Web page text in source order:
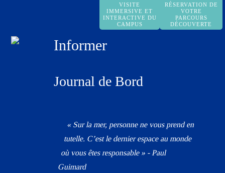
Informer
Journal de Bord
« Sur la mer, personne ne vous prend en
tutelle. C’est le dernier espace au monde
où vous êtes responsable » - Paul
Guimard
RÉSERVATION DE
VOTRE
PARCOURS
DÉCOUVERTE
VISITE
IMMERSIVE ET
INTERACTIVE DU
CAMPUS